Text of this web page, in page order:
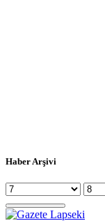
Haber Arşivi